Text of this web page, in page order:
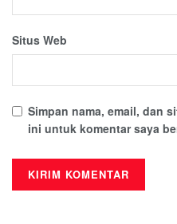
Situs Web
Simpan nama, email, dan
ini untuk komentar saya